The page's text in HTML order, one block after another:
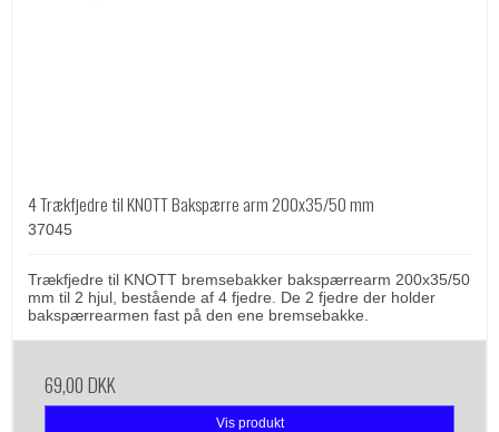
4 Trækfjedre til KNOTT Bakspærre arm 200x35/50 mm
37045
Trækfjedre til KNOTT bremsebakker bakspærrearm 200x35/50
mm til 2 hjul, bestående af 4 fjedre. De 2 fjedre der holder
bakspærrearmen fast på den ene bremsebakke.
69,00 DKK
Vis produkt